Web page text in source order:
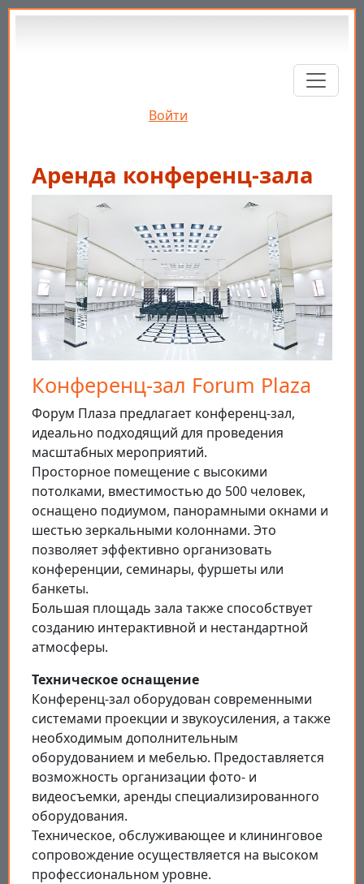
Перейти к основному содержанию
Войти
Аренда конференц-зала
Конференц-зал Forum Plaza
Форум Плаза предлагает конференц-зал,
идеально подходящий для проведения
масштабных мероприятий.
Просторное помещение с высокими
потолками, вместимостью до 500 человек,
оснащено подиумом, панорамными окнами и
шестью зеркальными колоннами. Это
позволяет эффективно организовать
конференции, семинары, фуршеты или
банкеты.
Большая площадь зала также способствует
созданию интерактивной и нестандартной
атмосферы.
Техническое оснащение
Конференц-зал оборудован современными
системами проекции и звукоусиления, а также
необходимым дополнительным
оборудованием и мебелью. Предоставляется
возможность организации фото- и
видеосъемки, аренды специализированного
оборудования.
Техническое, обслуживающее и клининговое
сопровождение осуществляется на высоком
профессиональном уровне.